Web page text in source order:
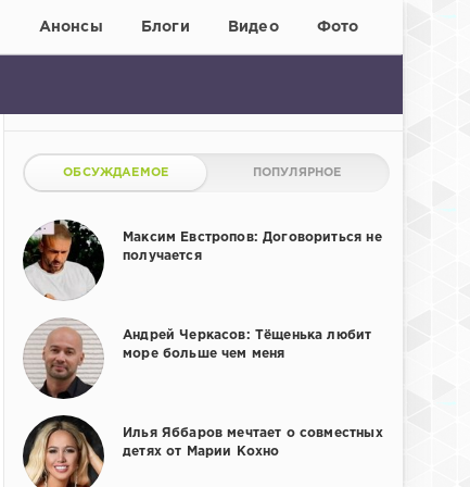
Анонсы Блоги Видео Фото
ОБСУЖДАЕМОЕ ПОПУЛЯРНОЕ
Максим Евстропов: Договориться не
получается
Андрей Черкасов: Тёщенька любит
море больше чем меня
Илья Яббаров мечтает о совместных
детях от Марии Кохно